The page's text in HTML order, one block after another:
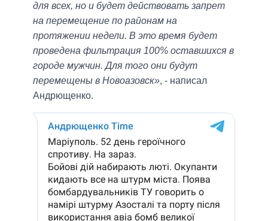
для всех, но и будет действовать запрет
на перемещение по районам на
протяжении недели. В это время будет
проведена фильтрация 100% оставшихся в
городе мужчин. Для того они будут
перемещены в Новоазовск», - написал
Андрющенко.